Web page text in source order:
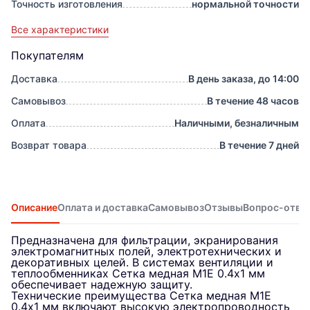
Точность изготовления нормальной точности
Все характеристики
Покупателям
Доставка
В день заказа, до 14:00
Самовывоз
В течение 48 часов
Оплата
Наличными, безналичным
Возврат товара
В течение 7 дней
ОписаниеОплата и доставкаСамовывозОтзывыВопрос-
Предназначена для фильтрации, экранирования
электромагнитных полей, электротехнических и
декоративных целей. В системах вентиляции и
теплообменниках Сетка медная М1Е 0.4х1 мм
обеспечивает надежную защиту.
Технические преимущества Сетка медная М1Е
0.4х1 мм включают высокую электропроводность